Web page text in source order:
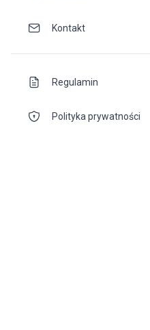
Kontakt
Regulamin
Polityka prywatności